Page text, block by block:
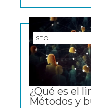
SEO
¿Qué es el
Métodos y